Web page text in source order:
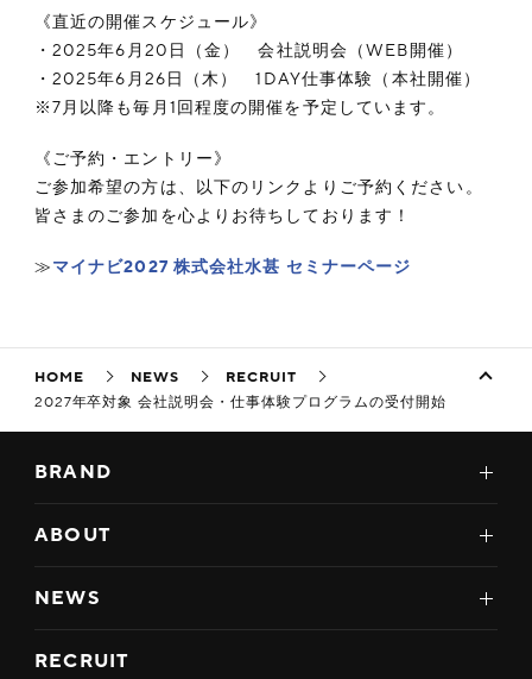
《直近の開催スケジュール》
・2025年6月20日（金） 会社説明会（WEB開催）
・2025年6月26日（木） 1DAY仕事体験（本社開催）
※7月以降も毎月1回程度の開催を予定しています。
《ご予約・エントリー》
ご参加希望の方は、以下のリンクよりご予約ください。
皆さまのご参加を心よりお待ちしております！
≫マイナビ2027 株式会社水甚 セミナーページ
HOME NEWS
RECRUIT
2027年卒対象 会社説明会・仕事体験プログラムの受付開始
BRAND
ABOUT
NEWS
RECRUIT